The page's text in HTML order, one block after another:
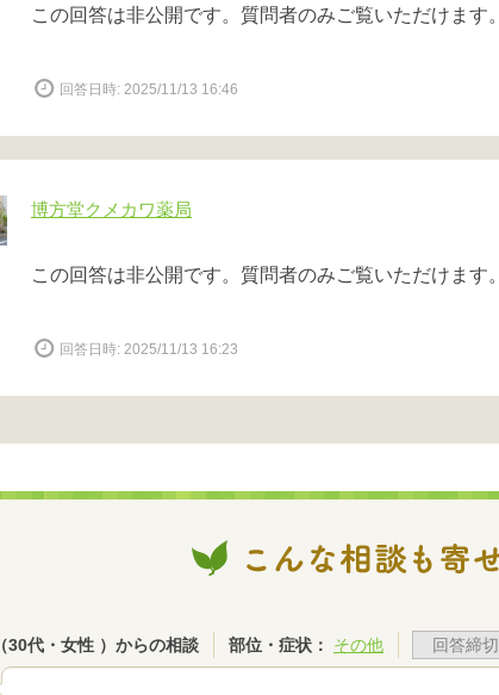
この回答は非公開です。質問者のみご覧いただけます。
回答日時: 2025/11/13 16:46
博方堂クメカワ薬局
この回答は非公開です。質問者のみご覧いただけます。
回答日時: 2025/11/13 16:23
（30代・女性 ）からの相談 部位・症状： その他 回答締切